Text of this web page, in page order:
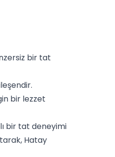
bir tat
bir lezzet
bir tat deneyimi
Hatay